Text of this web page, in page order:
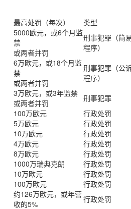
最高处罚（每次） 类型
5000欧元，或6个月监
禁
刑事犯罪（简
程序）
或两者并罚
6万欧元，或18个月监
禁
刑事犯罪（公
程序）
或两者并罚
3万欧元，或3年监禁 刑事犯罪
或两者并罚
100万欧元
行政处罚
5万欧元
行政处罚
10万欧元
行政处罚
4万欧元
行政处罚
8万欧元
行政处罚
1000万瑞典克朗
行政处罚
10万欧元
行政处罚
100万欧元
行政处罚
约126万欧元，或年营
收的5%
行政处罚